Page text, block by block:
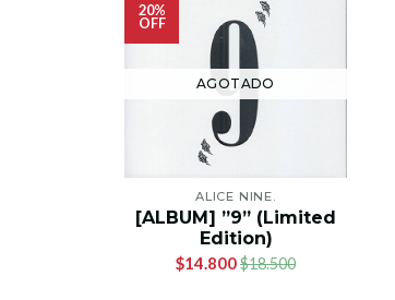
20%
OFF
AGOTADO
ALICE NINE.
[ALBUM] ”9” (Limited
Edition)
$14.800$18.500